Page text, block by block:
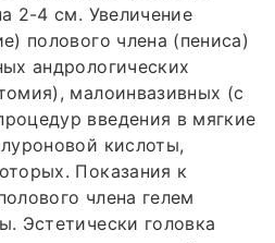
2-4 см. Увеличение
полового члена (пениса)
андрологических
малоинвазивных (с
введения в мягкие
кислоты,
Показания к
члена гелем
Эстетически головка